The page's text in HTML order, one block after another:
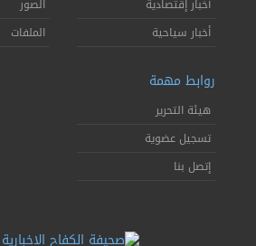
أخبار إقتصادية
أخبار سياحية
الصور
الملفات
روابط مهمة
هيئة التحرير
تسجيل عضوية
إتصل بنا